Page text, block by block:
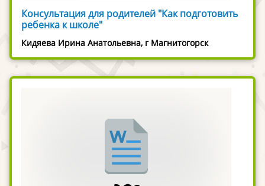
Консультация для родителей "Как подготовить
ребенка к школе"
Кидяева Ирина Анатольевна, г Магнитогорск